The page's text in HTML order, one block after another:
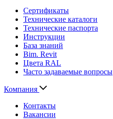
Сертификаты
Технические каталоги
Технические паспорта
Инструкции
База знаний
Bim. Revit
Цвета RAL
Часто задаваемые вопросы
Компания
Контакты
Вакансии